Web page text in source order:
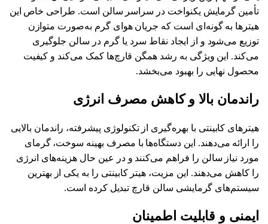
تأمین گرمایش یکنواخت در سراسر سالن است. طراحی خاص این
هیترها به گونه‌ای است که جریان هوای گرم به‌صورت متوازن
توزیع می‌شود و از ایجاد نقاط سرد یا گرم در سالن جلوگیری
می‌کند. این ویژگی به رشد همگن قارچ‌ها کمک می‌کند و کیفیت
محصول نهایی را بهبود می‌بخشد.
راندمان بالا و کاهش مصرف انرژی
هیترهای کابینتی با بهره‌گیری از تکنولوژی پیشرفته، راندمان بالایی
را ارائه می‌دهند. این دستگاه‌ها با مصرف بهینه سوخت، گرمای
مورد نیاز سالن را فراهم می‌کنند و در عین حال هزینه‌های انرژی
را کاهش می‌دهند. این مزیت، هیتر کابینتی را به یکی از بهترین
سیستم‌های گرمایشی سالن قارچ تبدیل کرده است.
ایمنی و قابلیت اطمینان